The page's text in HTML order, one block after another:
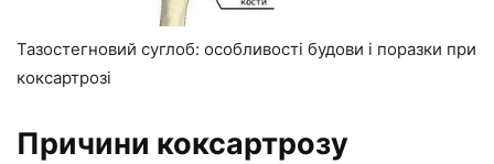
Тазостегновий суглоб: особливості будови і поразки при
коксартрозі
Причини коксартрозу